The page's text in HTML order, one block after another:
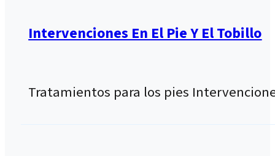
Intervenciones En El Pie Y El Tobillo
Tratamientos para los pies